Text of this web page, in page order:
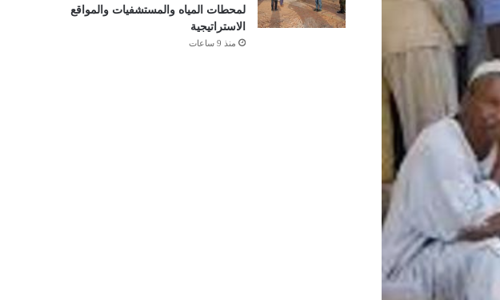
لمحطات المياه والمستشفيات والمواقع
الاستراتيجية
منذ 9 ساعات